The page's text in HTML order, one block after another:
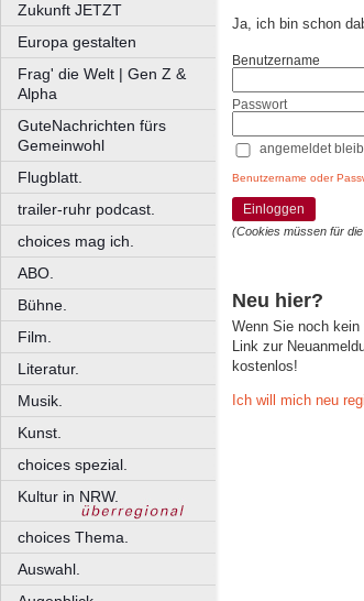
Zukunft JETZT
Europa gestalten
Frag' die Welt | Gen Z &
Alpha
GuteNachrichten fürs
Gemeinwohl
Flugblatt.
trailer-ruhr podcast.
choices mag ich.
ABO.
Bühne.
Film.
Literatur.
Musik.
Kunst.
choices spezial.
Kultur in NRW.
choices Thema.
Auswahl.
Ja, ich bin schon
Benutzername
Passwort
angemeldet
Benutzername oder
Einloggen
(Cookies müssen für
Neu hier?
Wenn Sie noch
Link zur
kostenlos!
Ich will mich neu